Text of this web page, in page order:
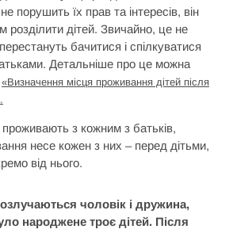
порушить їх прав та інтересів, він
розділити дітей. Звичайно, це не
бачитися і спілкуватися
Детальніше про це можна
«Визначення місця проживання дітей після
з кожним з батьків,
несе кожен з них – перед дітьми,
від нього.
чоловік і дружина,
народжене троє дітей. Після